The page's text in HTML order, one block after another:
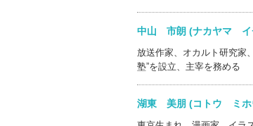
中山 市朗 (ナカヤマ
放送作家、オカルト研究家
塾”を設立、主宰を務める
湖東 美朋 (コトウ ミ